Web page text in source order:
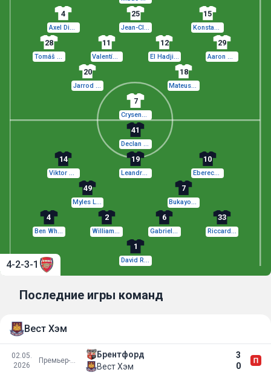
15
Konstantinos Mavropanos
25
Jean-Clair Todibo
4
Axel Disasi
29
Aaron Wan-Bissaka
12
El Hadji Malick Diouf
11
Valentín Castellanos
28
Tomáš Souček
18
Mateus Fernandes
20
Jarrod Bowen
7
Crysencio Summerville
1
David Raya
4
Ben White
2
William Saliba
6
Gabriel Magalhães
33
Riccardo Calafiori
49
Myles Lewis-Skelly
7
Bukayo Saka
14
Viktor Gyökeres
19
Leandro Trossard
10
Eberechi Eze
41
Declan Rice
4-2-3-1
Последние игры команд
Вест Хэм
02.05.
2026
Брентфорд
3
0
Вест Хэм